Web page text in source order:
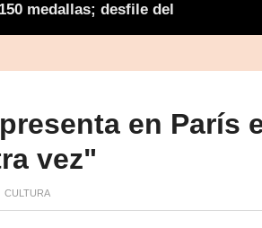
desfile del triunfo este
en París
vez"
CULTURA